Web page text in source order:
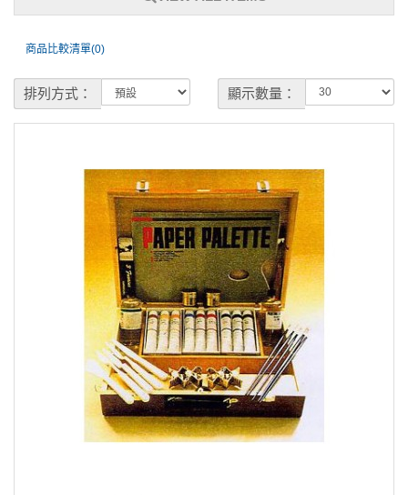
商品比較清單(0)
排列方式： 顯示數量：